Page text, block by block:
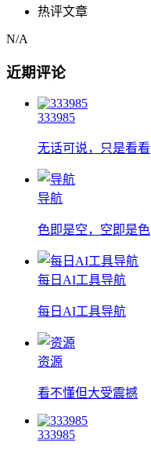
热评文章
N/A
近期评论
333985
无话可说，只是看看
导航
色即是空，空即是色
每日AI工具导航
每日AI工具导航
资源
看不懂但大受震撼
333985